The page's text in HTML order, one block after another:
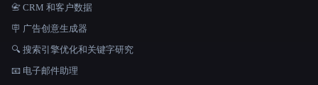
📇 CRM 和客户数据
🪧 广告创意生成器
🔍 搜索引擎优化和关键字研究
📧 电子邮件助理